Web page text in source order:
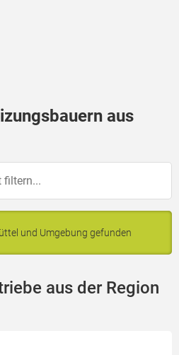
aus
und Umgebung gefunden
aus der Region